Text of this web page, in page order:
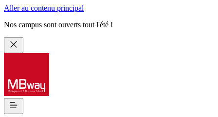
Aller au contenu principal
Nos campus sont ouverts tout l'été !